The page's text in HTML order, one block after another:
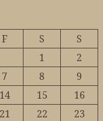
F S
S
1
2
7 8
9
14 15
16
21 22
23